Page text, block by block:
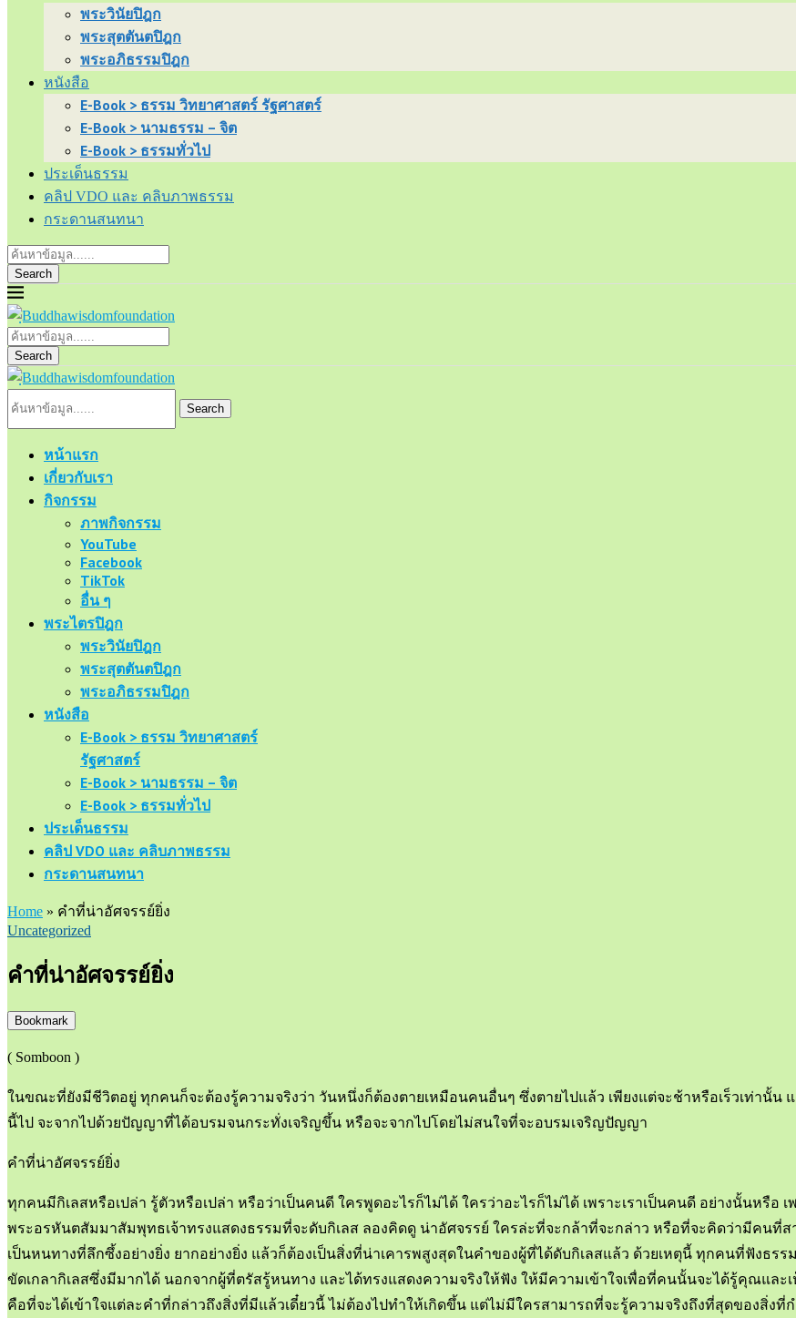
พระวินัยปิฎก
พระสุตตันตปิฎก
พระอภิธรรมปิฎก
หนังสือ
E-Book > ธรรม วิทยาศาสตร์ รัฐศาสตร์
E-Book > นามธรรม – จิต
E-Book > ธรรมทั่วไป
ประเด็นธรรม
คลิป VDO และ คลิบภาพธรรม
กระดานสนทนา
Search
Search
Search
หน้าแรก
เกี่ยวกับเรา
กิจกรรม
ภาพกิจกรรม
YouTube
Facebook
TikTok
อื่น ๆ
พระไตรปิฎก
พระวินัยปิฎก
พระสุตตันตปิฎก
พระอภิธรรมปิฎก
หนังสือ
E-Book > ธรรม วิทยาศาสตร์
รัฐศาสตร์
E-Book > นามธรรม – จิต
E-Book > ธรรมทั่วไป
ประเด็นธรรม
คลิป VDO และ คลิบภาพธรรม
กระดานสนทนา
Home » คำที่น่าอัศจรรย์ยิ่ง
Uncategorized
คำที่น่าอัศจรรย์ยิ่ง
Bookmark
( Somboon )
ในขณะที่ยังมีชีวิตอยู่ ทุกคนก็จะต้องรู้ความจริงว่า วันหนึ่งก็ต้องตายเหมือนคนอื่นๆ ซึ่งตายไปแล้ว เพียงแต่จะช้าหรือเร็วเท่านั้
นี้ไป จะจากไปด้วยปัญญาที่ได้อบรมจนกระทั่งเจริญขึ้น หรือจะจากไปโดยไม่สนใจที่จะอบรมเจริญปัญญา
คำที่น่าอัศจรรย์ยิ่ง
ทุกคนมีกิเลสหรือเปล่า รู้ตัวหรือเปล่า หรือว่าเป็นคนดี ใครพูดอะไรก็ไม่ได้ ใครว่าอะไรก็ไม่ได้ เพราะเราเป็นคนดี อย่างนั้นหรือ
พระอรหันตสัมมาสัมพุทธเจ้าทรงแสดงธรรมที่จะดับกิเลส ลองคิดดู น่าอัศจรรย์ ใครล่ะที่จะกล้าที่จะกล่าว หรือที่จะคิดว่ามีคนที่
เป็นหนทางที่ลึกซึ้งอย่างยิ่ง ยากอย่างยิ่ง แล้วก็ต้องเป็นสิ่งที่น่าเคารพสูงสุดในคำของผู้ที่ได้ดับกิเลสแล้ว ด้วยเหตุนี้ ทุกคนที่ฟังธรร
ขัดเกลากิเลสซึ่งมีมากได้ นอกจากผู้ที่ตรัสรู้หนทาง และได้ทรงแสดงความจริงให้ฟัง ให้มีความเข้าใจเพื่อที่คนนั้นจะได้รู้คุณแล
คือที่จะได้เข้าใจแต่ละคำที่กล่าวถึงสิ่งที่มีแล้วเดี๋ยวนี้ ไม่ต้องไปทำให้เกิดขึ้น แต่ไม่มีใครสามารถที่จะรู้ความจริงถึงที่สุดของสิ่ง